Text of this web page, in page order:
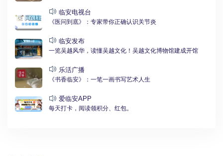
临安电视台
《医问到底》：专家带你正确认识关节炎
临安发布
一览吴越风华，读懂吴越文化！吴越文化博物馆建成开馆
乐活广播
《书香临安》：一笔一画书写艺术人生
爱临安APP
每天打卡，阅读领积分、红包。